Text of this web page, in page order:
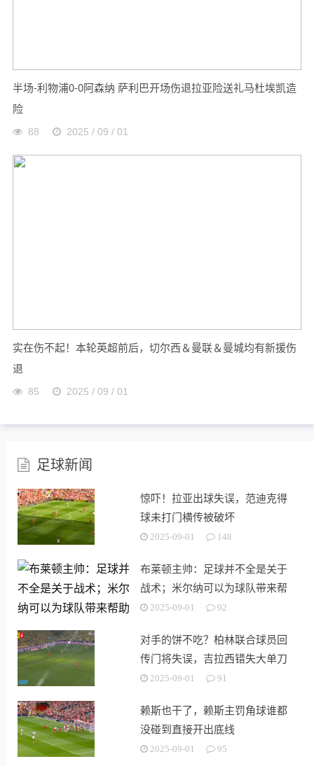
半场-利物浦0-0阿森纳 萨利巴开场伤退拉亚险送礼马杜埃凯造
险
88 2025 / 09 / 01
实在伤不起！本轮英超前后，切尔西＆曼联＆曼城均有新援伤
退
85 2025 / 09 / 01
足球新闻
惊吓！拉亚出球失误，范迪克得
球未打门横传被破坏
2025-09-01 148
布莱顿主帅：足球并不全是关于
战术；米尔纳可以为球队带来帮
助2025-09-01 92
对手的饼不吃？柏林联合球员回
传门将失误，吉拉西错失大单刀
2025-09-01 91
赖斯也干了，赖斯主罚角球谁都
没碰到直接开出底线
2025-09-01 95